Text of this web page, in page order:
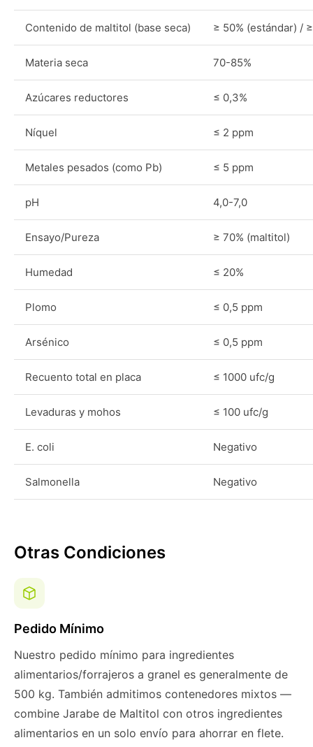
Contenido de maltitol (base seca) ≥ 50% (estándar) /
Materia seca 70-85%
Azúcares reductores ≤ 0,3%
Níquel ≤ 2 ppm
Metales pesados (como Pb) ≤ 5 ppm
pH 4,0-7,0
Ensayo/Pureza ≥ 70% (maltitol)
Humedad ≤ 20%
Plomo ≤ 0,5 ppm
Arsénico ≤ 0,5 ppm
Recuento total en placa ≤ 1000 ufc/g
Levaduras y mohos ≤ 100 ufc/g
E. coli Negativo
Salmonella Negativo
Otras Condiciones
Pedido Mínimo
Nuestro pedido mínimo para ingredientes
alimentarios/forrajeros a granel es generalmente de
500 kg. También admitimos contenedores mixtos —
combine Jarabe de Maltitol con otros ingredientes
alimentarios en un solo envío para ahorrar en flete.